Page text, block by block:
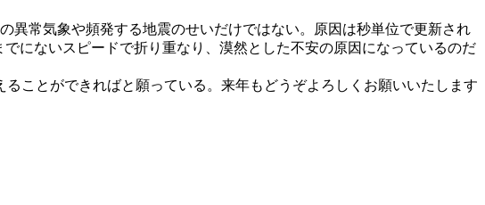
常気象や頻発する地震のせいだけではない。原因は秒単位で更新され
にないスピードで折り重なり、漠然とした不安の原因になっているのだ
ことができればと願っている。来年もどうぞよろしくお願いいたします